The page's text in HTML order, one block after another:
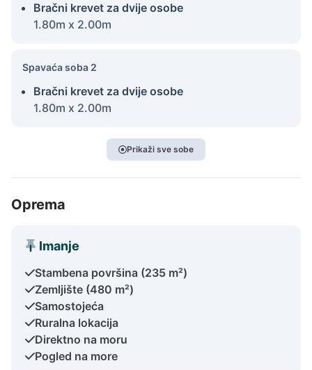
Bračni krevet za dvije osobe
1.80m x 2.00m
Spavaća soba 2
Bračni krevet za dvije osobe
1.80m x 2.00m
Prikaži sve sobe
Oprema
Imanje
Stambena površina (235 m²)
Zemljište (480 m²)
Samostojeća
Ruralna lokacija
Direktno na moru
Pogled na more